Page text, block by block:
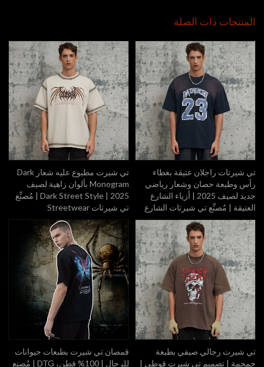
المنتجات ذات الصلة
تي شيرتات راجلان عتيقة بغطاء
رأس وطبعة حصان وشعار رياضي
جديد لصيف 2025 | أزياء الشارع
العتيقة | مُصنِّع تي شيرتات الشارع
تي شيرت مطبوع عليه شعار Dark
Monogram بألوان زاهية لصيف
2025 | Dark Street Style | مُصنِّع
تي شيرتات Streetwear
تي شيرت رجالي صيفي بطبعة
جمجمة | تصميم تي شيرت قوطي |
قمصان تي شيرت بطبعات حيوانات
للرجال | 100% قطن، DTG | مُصنع